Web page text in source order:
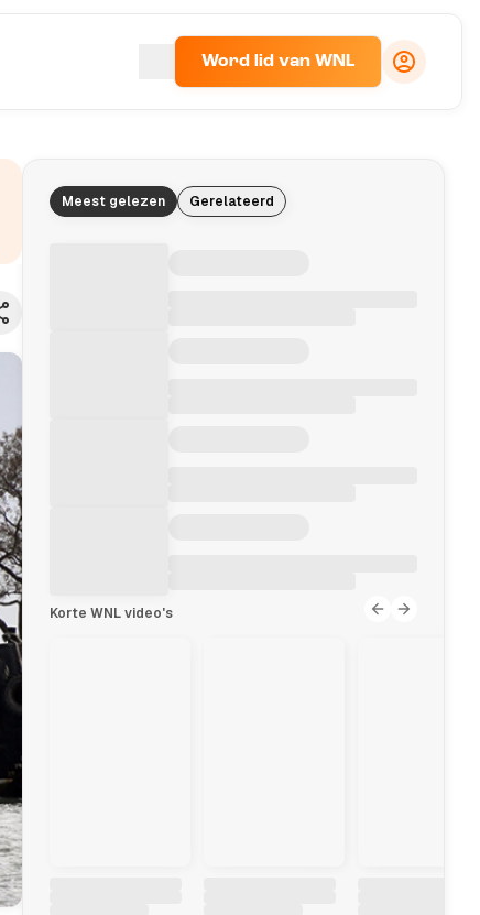
Word lid van WNL
Meest gelezen Gerelateerd
Korte WNL video's